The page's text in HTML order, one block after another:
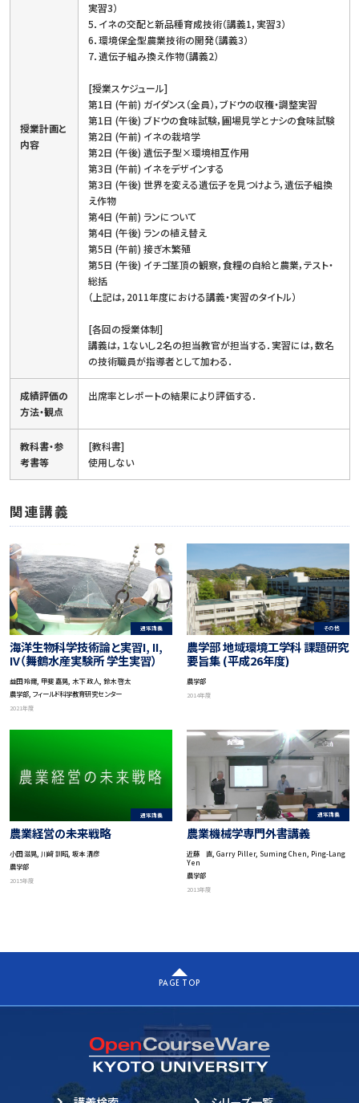
授業計画と
内容
実習3）
5．イネの交配と新品種育成技術（講義1，実習3）
6．環境保全型農業技術の開発（講義3）
7．遺伝子組み換え作物（講義2）
[授業スケジュール]
第1日 (午前) ガイダンス（全員），ブドウの収穫・調整実習
第1日 (午後) ブドウの食味試験，圃場見学とナシの食味試験
第2日 (午前) イネの栽培学
第2日 (午後) 遺伝子型×環境相互作用
第3日 (午前) イネをデザインする
第3日 (午後) 世界を変える遺伝子を見つけよう，遺伝子組換
え作物
第4日 (午前) ランについて
第4日 (午後) ランの植え替え
第5日 (午前) 接ぎ木繁殖
第5日 (午後) イチゴ茎頂の観察，食糧の自給と農業，テスト・
総括
（上記は，2011年度における講義・実習のタイトル）
[各回の授業体制]
講義は，１ないし２名の担当教官が担当する．実習には，数名
の技術職員が指導者として加わる．
成績評価の
方法・観点
出席率とレポートの結果により評価する．
教科書・参
考書等
[教科書]
使用しない
関連講義
通常講義
海洋生物科学技術論と実習I, II,
IV（舞鶴水産実験所 学生実習）
益田 玲爾, 甲斐 嘉晃, 木下 政人, 鈴木 啓太
農学部, フィールド科学教育研究センター
2021年度
その他
農学部 地域環境工学科 課題研究
要旨集 (平成26年度)
農学部
2014年度
通常講義
農業経営の未来戦略
小田 滋晃, 川﨑 訓昭, 坂本 清彦
農学部
2015年度
通常講義
農業機械学専門外書講義
近藤 直, Garry Piller, Suming Chen, Ping-Lang
Yen
農学部
2013年度
PAGE TOP